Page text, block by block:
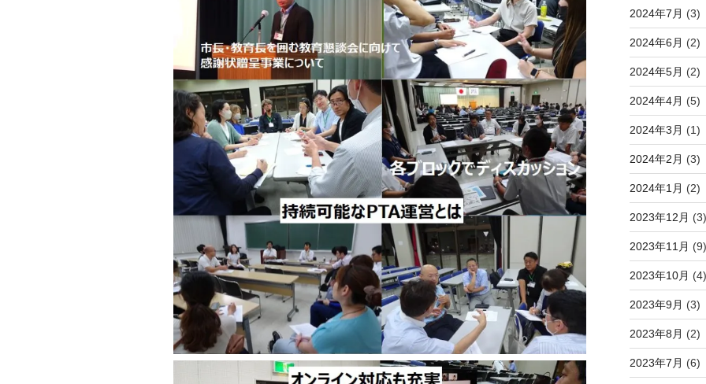
2024年7月 (3)
2024年6月 (2)
2024年5月 (2)
2024年4月 (5)
2024年3月 (1)
2024年2月 (3)
2024年1月 (2)
2023年12月 (3)
2023年11月 (9)
2023年10月 (4)
2023年9月 (3)
2023年8月 (2)
2023年7月 (6)